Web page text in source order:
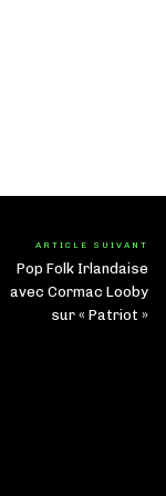
ARTICLE SUIVANT
Pop Folk Irlandaise
avec Cormac Looby
sur « Patriot »